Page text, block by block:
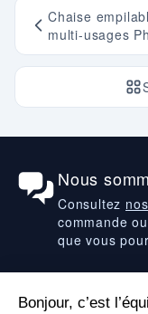
Chaise
multi-usages
Nous
Consultez
commande
que vous